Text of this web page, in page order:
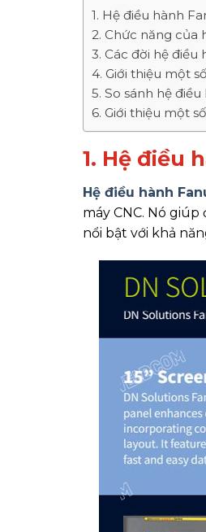
1. Hệ điều hành
2. Chức năng của
3. Các đời hệ điều
4. Giới thiệu một
5. So sánh hệ
6. Giới thiệu một
1. Hệ điều
Hệ điều hành
máy CNC. Nó
nổi bật với khả